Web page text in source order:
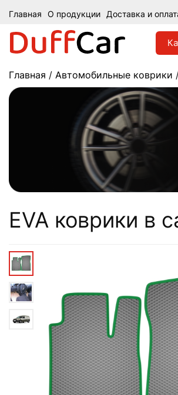
Главная О продукции Доставка и
Главная / Автомобильные коврики
EVA коврики в